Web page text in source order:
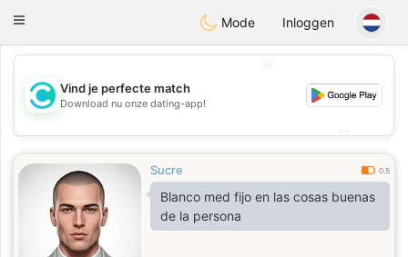
olombiaCitas
Toggle
Mode Inloggen
💖
💕
Vind je perfecte match
Download nu onze dating-app!
Sucre 0.5
Blanco med fijo en las cosas buenas
de la persona